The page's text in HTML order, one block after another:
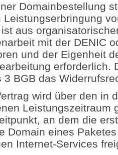
Domainbestellung
Leistungserbringung
aus
mit der DENIC
und der Eigenheit
erforderlich.
3 BGB das
wird über den in
Leistungszeitraum
an dem die
Domain eines
Internet-Services